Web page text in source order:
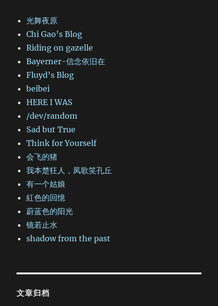
光舞夜原
Chi Gao’s Blog
Riding on gazelle
Bayerner-信念依旧在
Fluyd’s Blog
beibei
HERE I WAS
/dev/random
Sad but True
Think for Yourself
会飞的猪
我本楚狂人，凤歌笑孔丘
有一个姑娘
紅色的回憶
蔚蓝色的阳光
镜若止水
shadow from the past
文章归档